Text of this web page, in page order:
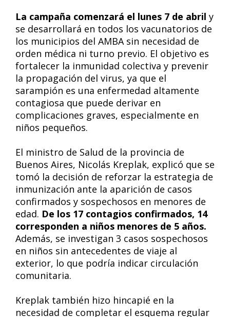
La campaña comenzará el lunes 7 de abril y
se desarrollará en todos los vacunatorios de
los municipios del AMBA sin necesidad de
orden médica ni turno previo. El objetivo es
fortalecer la inmunidad colectiva y prevenir
la propagación del virus, ya que el
sarampión es una enfermedad altamente
contagiosa que puede derivar en
complicaciones graves, especialmente en
niños pequeños.
El ministro de Salud de la provincia de
Buenos Aires, Nicolás Kreplak, explicó que se
tomó la decisión de reforzar la estrategia de
inmunización ante la aparición de casos
confirmados y sospechosos en menores de
edad. De los 17 contagios confirmados, 14
corresponden a niños menores de 5 años.
Además, se investigan 3 casos sospechosos
en niños sin antecedentes de viaje al
exterior, lo que podría indicar circulación
comunitaria.
Kreplak también hizo hincapié en la
necesidad de completar el esquema regular